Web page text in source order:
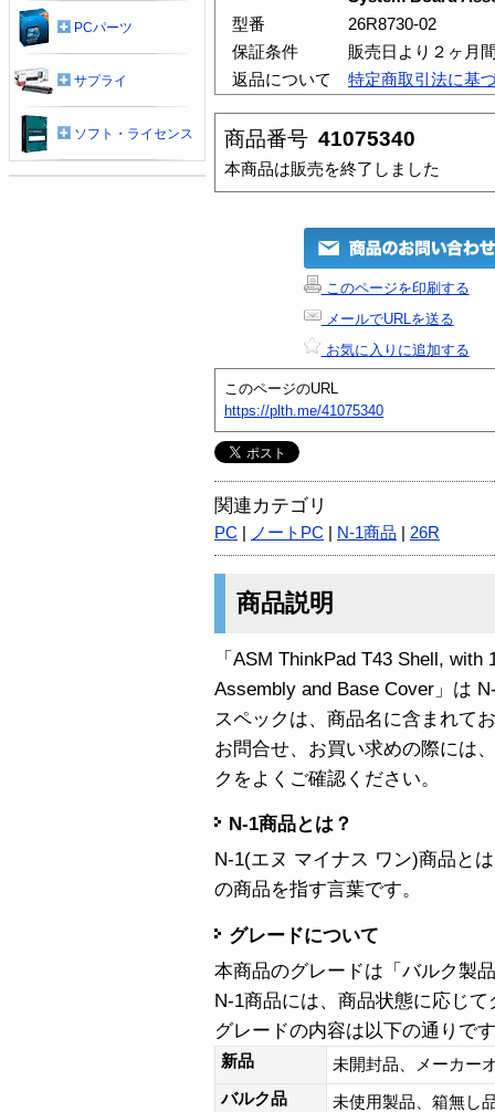
型番
26R8730-02
保証条件
販売日より２ヶ月
返品について
特定商取引法に基
商品番号 41075340
本商品は販売を終了しました
このページを印刷する
メールでURLを送る
お気に入りに追加する
このページのURL
https://plth.me/41075340
関連カテゴリ
PC ノートPC N-1商品 26R
商品説明
「ASM ThinkPad T43 Shell,
Assembly and Base Cover」は
スペックは、商品名に含まれて
お問合せ、お買い求めの際には
クをよくご確認ください。
N-1商品とは？
N-1(エヌ マイナス ワン)商品と
の商品を指す言葉です。
グレードについて
本商品のグレードは「バルク製
N-1商品には、商品状態に応じ
グレードの内容は以下の通りで
新品
未開封品、メーカー
バルク品
未使用製品、箱無
PCパーツ
サプライ
ソフト・ライセンス